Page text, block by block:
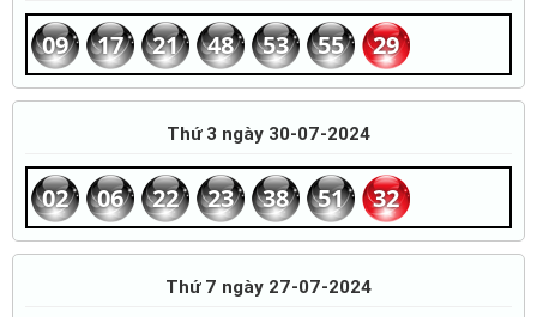
09 17 21 48 53 55 29
Thứ 3 ngày 30-07-2024
02 06 22 23 38 51 32
Thứ 7 ngày 27-07-2024